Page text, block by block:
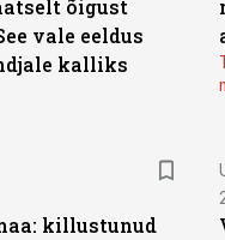
õigust
vale eeldus
kalliks
killustunud